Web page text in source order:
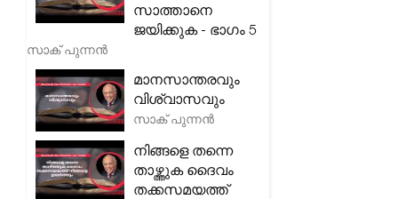
സാത്താനെ
ജയിക്കുക - ഭാഗം 5
സാക് പുന്നൻ
മാനസാന്തരവും
വിശ്വാസവും
സാക് പുന്നൻ
നിങ്ങളെ തന്നെ
താഴ്ത്തുക ദൈവം
തക്കസമയത്ത്